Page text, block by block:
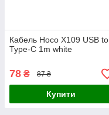
Кабель Hoco X109 USB to
Type-C 1m white
78 ₴ 87 ₴
Купити